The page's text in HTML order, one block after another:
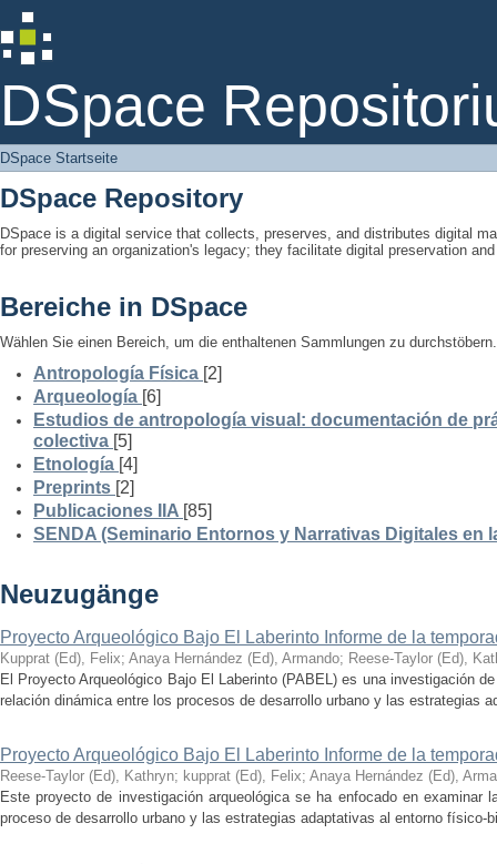
DSpace
DSpace Startseite
DSpace Startseite
DSpace Repository
DSpace is a digital service that collects, preserves, and distributes digital
for preserving an organization's legacy; they facilitate digital preservation
Bereiche in DSpace
Wählen Sie einen Bereich, um die enthaltenen Sammlungen zu durchstöbern.
Antropología Física [2]
Arqueología [6]
Estudios de antropología visual: documentación de
colectiva [5]
Etnología [4]
Preprints [2]
Publicaciones IIA [85]
SENDA (Seminario Entornos y Narrativas Digitales en
Neuzugänge
Proyecto Arqueológico Bajo El Laberinto Informe de la
Kupprat (Ed), Felix; Anaya Hernández (Ed), Armando; Reese-Taylor (Ed),
El Proyecto Arqueológico Bajo El Laberinto (PABEL) es una investigación
relación dinámica entre los procesos de desarrollo urbano y las estrategias
Proyecto Arqueológico Bajo El Laberinto Informe de la
Reese-Taylor (Ed), Kathryn; kupprat (Ed), Felix; Anaya Hernández (Ed),
Este proyecto de investigación arqueológica se ha enfocado en examinar
proceso de desarrollo urbano y las estrategias adaptativas al entorno físico-